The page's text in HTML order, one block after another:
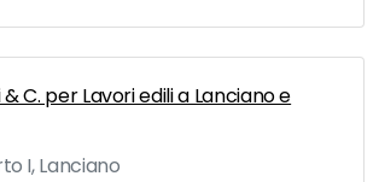
C. per Lavori edili a Lanciano e
I, Lanciano